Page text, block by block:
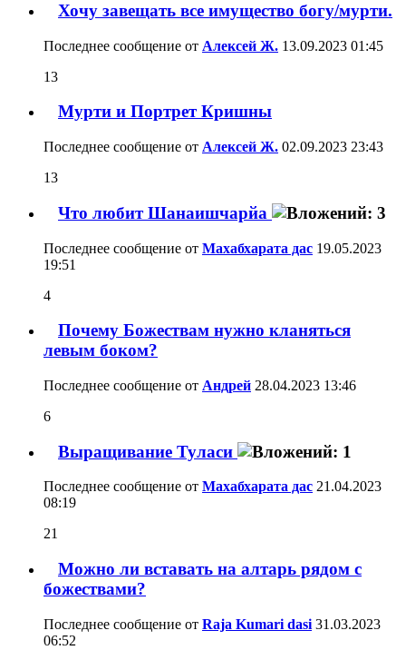
Хочу завещать все имущество богу/мурти.
Последнее сообщение от Алексей Ж. 13.09.2023 01:45
13
Мурти и Портрет Кришны
Последнее сообщение от Алексей Ж. 02.09.2023 23:43
13
Что любит Шанаишчарйа
Последнее сообщение от Махабхарата дас 19.05.2023
19:51
4
Почему Божествам нужно кланяться
левым боком?
Последнее сообщение от Aндрей 28.04.2023 13:46
6
Выращивание Туласи
Последнее сообщение от Махабхарата дас 21.04.2023
08:19
21
Можно ли вставать на алтарь рядом с
божествами?
Последнее сообщение от Raja Kumari dasi 31.03.2023
06:52